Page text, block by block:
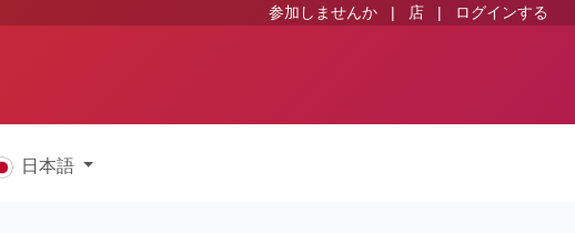
参加しませんか | 店 | ログインする
日本語